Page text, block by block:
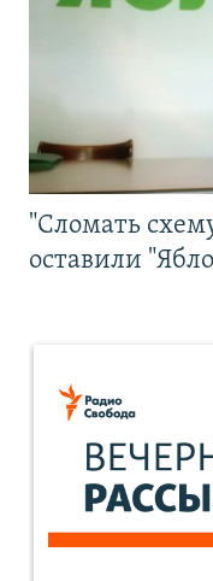
"Сломать
оставили